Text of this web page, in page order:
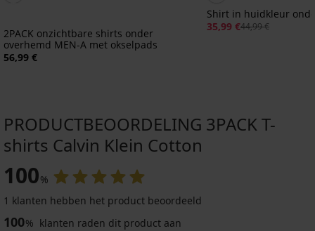
2PACK onzichtbare shirts onder
overhemd MEN-A met okselpads
56,99 €
Shirt in huidkleur
35,99 €44,99 €
2PACK
PRODUCTBEOORDELING 3PACK T-
shirts Calvin Klein Cotton
100%
1 klanten hebben het product beoordeeld
100% klanten raden dit product aan